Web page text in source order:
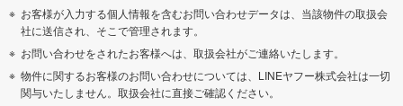
お客様が入力する個人情報を含むお問い合わせデータは、当該物件の取扱会
社に送信され、そこで管理されます。
お問い合わせをされたお客様へは、取扱会社がご連絡いたします。
物件に関するお客様のお問い合わせについては、LINEヤフー株式会社は一切
関与いたしません。取扱会社に直接ご確認ください。